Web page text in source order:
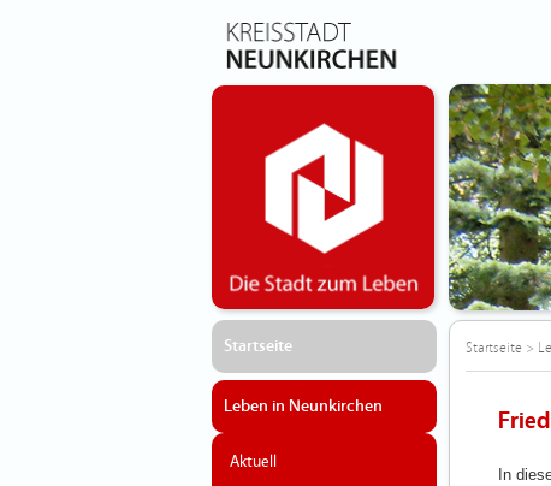
Startseite
Leben in Neunkirchen
Aktuell
Startseite>
In